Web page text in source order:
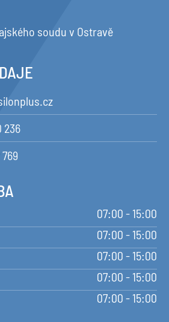
soudu v Ostravě
236
07:00 - 15:00
07:00 - 15:00
07:00 - 15:00
07:00 - 15:00
07:00 - 15:00